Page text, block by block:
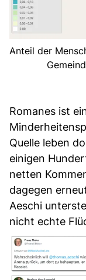
Anteil der
Romanes ist
Quelle leben
einigen
netten
dagegen
Aeschi
nicht echte